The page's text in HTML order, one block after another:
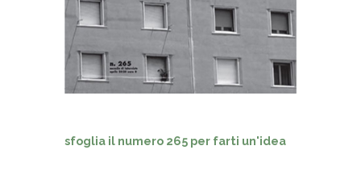
sfoglia il numero 265 per farti un'idea